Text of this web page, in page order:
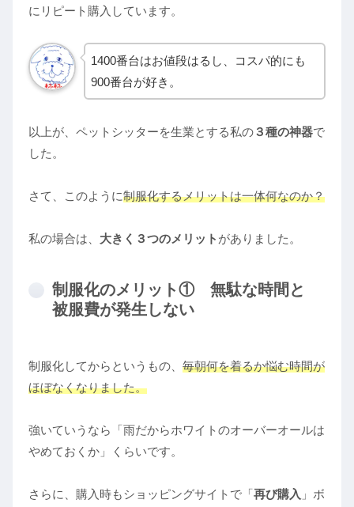
にリピート購入しています。
1400番台はお値段はるし、コスパ的にも
900番台が好き。
以上が、ペットシッターを生業とする私の３種の神器で
した。
さて、このように制服化するメリットは一体何なのか？
私の場合は、 大きく３つのメリット がありました。
制服化のメリット① 無駄な時間と
被服費が発生しない
制服化してからというもの、 毎朝何を着るか悩む時間が
ほぼなくなりました。
強いていうなら「雨だからホワイトのオーバーオールは
やめておくか」くらいです。
さらに、購入時もショッピングサイトで「再び購入 」ボ